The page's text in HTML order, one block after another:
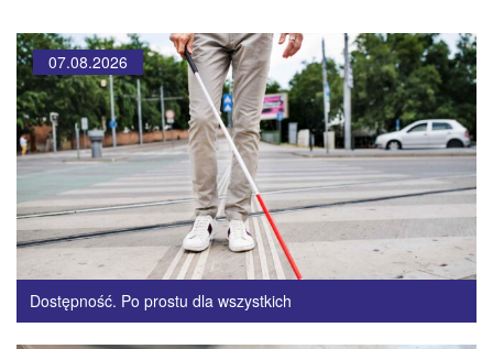
07.08.2026
Dostępność. Po prostu dla wszystkich